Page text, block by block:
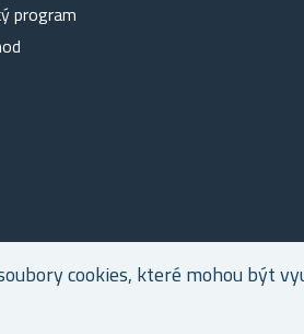
cookies, které mohou být
program